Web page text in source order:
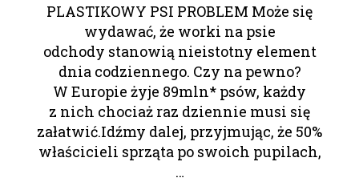
PLASTIKOWY PSI PROBLEM Może się
wydawać, że worki na psie
odchody stanowią nieistotny element
dnia codziennego. Czy na pewno?
W Europie żyje 89mln* psów, każdy
z nich chociaż raz dziennie musi się
załatwić.Idźmy dalej, przyjmując, że 50%
właścicieli sprząta po swoich pupilach,
…